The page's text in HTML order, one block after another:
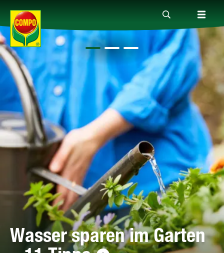
Produkte
Ratgeber
Themenwelten
Service
Unternehmen
Wasser sparen im Garten